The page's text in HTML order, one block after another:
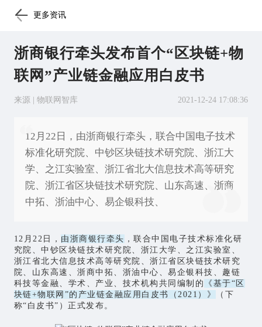
更多资讯
浙商银行牵头发布首个“区块链+物
联网”产业链金融应用白皮书
来源 | 物联网智库 2021-12-24 17:08:36
12月22日，由浙商银行牵头，联合中国电子技术
标准化研究院、中钞区块链技术研究院、浙江大
学、之江实验室、浙江省北大信息技术高等研究
院、浙江省区块链技术研究院、山东高速、浙商
中拓、浙油中心、易企银科技、
12月22日， 由浙商银行牵头 ，联合中国电子技术标准化研
究院、中钞区块链技术研究院、浙江大学、之江实验室、
浙江省北大信息技术高等研究院、浙江省区块链技术研究
院、山东高速、浙商中拓、浙油中心、易企银科技、趣链
科技等金融、学术、产业、技术机构共同编制的
《基于“区
块链+物联网 ”的产业链金融应用白皮书（2021）》
（下
称“白皮书”）正式发布。